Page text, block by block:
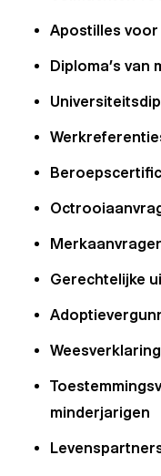
Apostilles
Diploma’s van
Gerechtelijke
minderjarigen